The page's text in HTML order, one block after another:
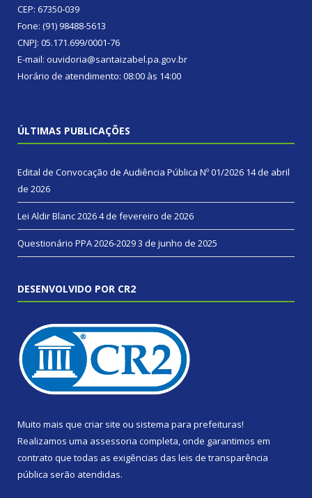
CEP: 67350-039
Fone: (91) 98488-5613
CNPJ: 05.171.699/0001-76
E-mail: ouvidoria@santaizabel.pa.gov.br
Horário de atendimento: 08:00 às 14:00
ÚLTIMAS PUBLICAÇÕES
Edital de Convocação de Audiência Pública Nº 01/2026 14 de abril
de 2026
Lei Aldir Blanc 20264 de fevereiro de 2026
Questionário PPA 2026-20293 de junho de 2025
DESENVOLVIDO POR CR2
Muito mais que criar site ou sistema para prefeituras!
Realizamos uma assessoria completa, onde garantimos em
contrato que todas as exigências das leis de transparência
pública serão atendidas.